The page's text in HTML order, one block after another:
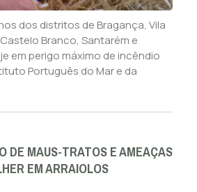
dos distritos de Bragança, Vila
Branco, Santarém e
em perigo máximo de incêndio
Português do Mar e da
DE MAUS-TRATOS E AMEAÇAS
EM ARRAIOLOS